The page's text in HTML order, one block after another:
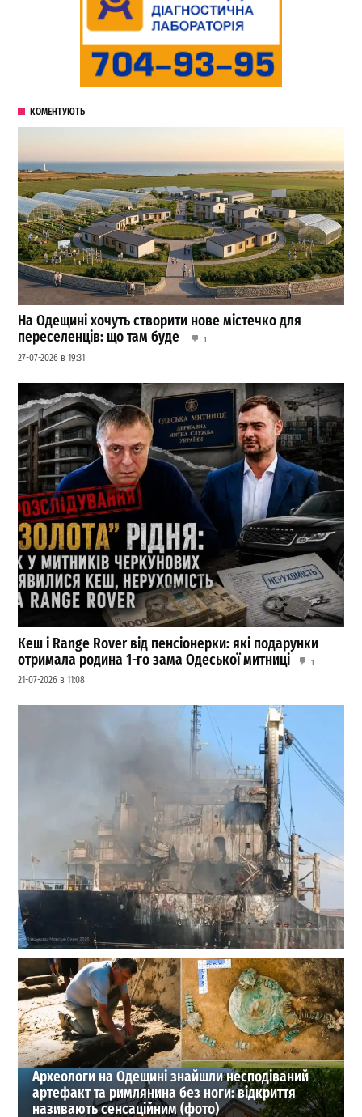
КОМЕНТУЮТЬ
На Одещині хочуть створити нове містечко для
переселенців: що там буде
1
27-07-2026 в 19:31
Кеш і Range Rover від пенсіонерки: які подарунки
отримала родина 1-го зама Одеської митниці
1
21-07-2026 в 11:08
Пляма біля Ланжерона: екологи пояснили, що
сталося на місці затоплення судна GOLDEN LEO
0
28-07-2026 в 15:28
ВИБІР РЕДАКЦІЇ
Археологи на Одещині знайшли несподіваний
артефакт та римлянина без ноги: відкриття
називають сенсаційним (фото)